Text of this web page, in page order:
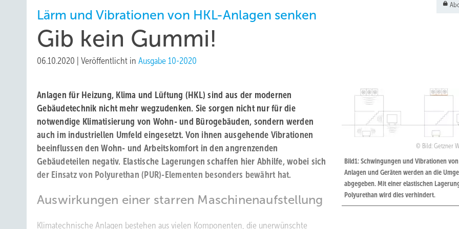
Lärm und Vibrationen von HKL-Anlagen senken
Gib kein Gummi!
06.10.2020 Veröffentlicht in Ausgabe 10-2020
Bild: Getzner
Bild1: Schwingungen und Vibrationen von
Anlagen und Geräten werden an die
abgegeben. Mit einer elastischen
Polyurethan wird dies verhindert.
Anlagen für Heizung, Klima und Lüftung (HKL) sind aus der modernen
Gebäudetechnik nicht mehr wegzudenken. Sie sorgen nicht nur für die
notwendige Klimatisierung von Wohn- und Bürogebäuden, sondern werden
auch im industriellen Umfeld eingesetzt. Von ihnen ausgehende Vibrationen
beeinflussen den Wohn- und Arbeitskomfort in den angrenzenden
Gebäudeteilen negativ. Elastische Lagerungen schaffen hier Abhilfe, wobei sich
der Einsatz von Polyurethan (PUR)-Elementen besonders bewährt hat.
Auswirkungen einer starren Maschinenaufstellung
Klimatechnische Anlagen bestehen aus vielen Komponenten, die unerwünschte